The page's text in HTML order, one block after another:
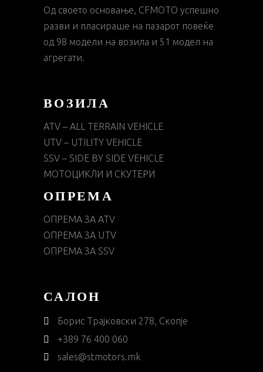
Од своето основање, CFMOTO успешно
разви и пласираше на пазарот повеќе
од 98 модели на возила и 51 модел на
агрегати.
ВОЗИЛА
ATV – ALL TERRAIN VEHICLE
UTV – UTILITY VEHICLE
SSV – SIDE BY SIDE VEHICLE
МОТОЦИКЛИ И СКУТЕРИ
ОПРЕМА
ОПРЕМА ЗА ATV
ОПРЕМА ЗА UTV
ОПРЕМА ЗА SSV
САЛОН
Борис Трајковски 278, Скопје
+389 76 400 060
sales@stmotors.mk